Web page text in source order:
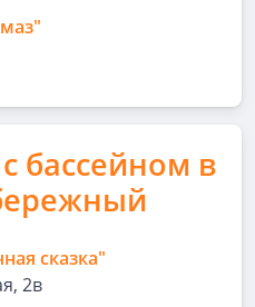
бассейном в
сказка"
2в